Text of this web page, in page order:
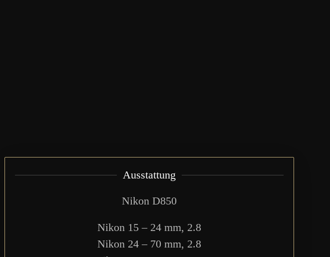
Ausstattung
Nikon D850
Nikon 15 – 24 mm, 2.8
Nikon 24 – 70 mm, 2.8